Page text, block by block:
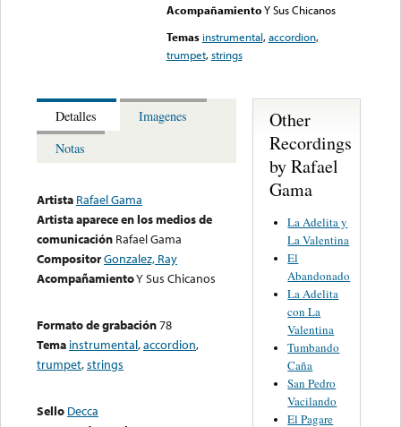
AcompañamientoY Sus Chicanos
Temas instrumental,accordion,
trumpet,strings
Detalles
Imagenes
Notas
Artista Rafael Gama
Artista aparece en los medios de
comunicación Rafael Gama
CompositorGonzalez, Ray
AcompañamientoY Sus Chicanos
Formato de grabación78
Tema instrumental,accordion,
trumpet,strings
Sello Decca
Other
Recordings
by Rafael
Gama
La Adelita y
La Valentina
El
Abandonado
La Adelita
con La
Valentina
Tumbando
Caña
San Pedro
Vacilando
El Pagare